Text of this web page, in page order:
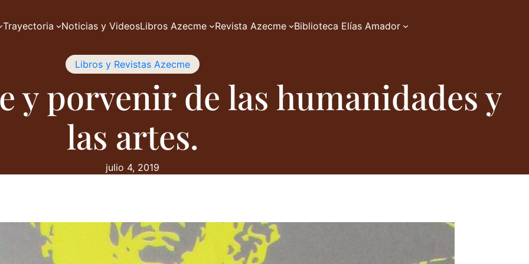
Trayectoria Noticias y VideosLibros Azecme Revista Azecme Biblioteca Elías Amador
Libros y Revistas Azecme
y porvenir de las humanidades y
las artes.
julio 4, 2019